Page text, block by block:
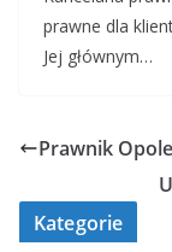
prawne dla
Jej głównym…
Prawnik Opole
Kategorie